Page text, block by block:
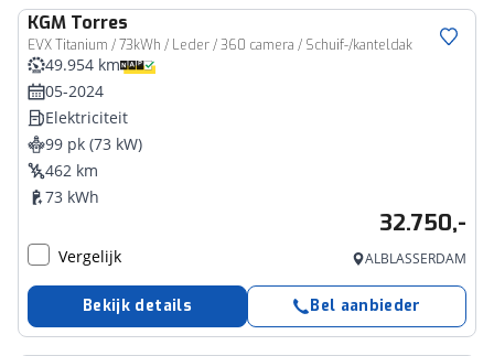
KGM Torres
EVX Titanium / 73kWh / Leder / 360 camera / Schuif-/kanteldak
49.954 km
05-2024
Elektriciteit
99 pk (73 kW)
462 km
73 kWh
32.750,-
Vergelijk ALBLASSERDAM
Bekijk details Bel aanbieder